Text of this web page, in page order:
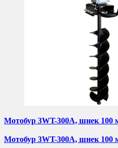
Мотобур 3WT-300A, шнек 100
Мотобур 3WT-300A, шнек 100